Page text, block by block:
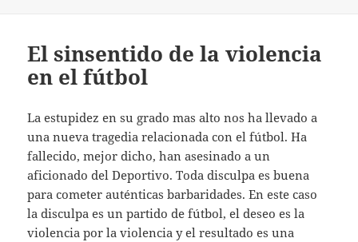
El sinsentido de la violencia
en el fútbol
La estupidez en su grado mas alto nos ha llevado a
una nueva tragedia relacionada con el fútbol. Ha
fallecido, mejor dicho, han asesinado a un
aficionado del Deportivo. Toda disculpa es buena
para cometer auténticas barbaridades. En este caso
la disculpa es un partido de fútbol, el deseo es la
violencia por la violencia y el resultado es una